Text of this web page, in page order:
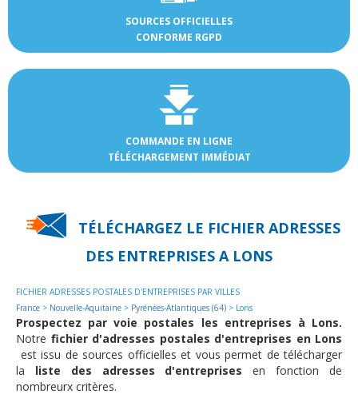
SOURCES OFFICIELLES
CONFORME RGPD
COMMANDE EN LIGNE
TÉLÉCHARGEMENT IMMÉDIAT
TÉLÉCHARGEZ LE FICHIER ADRESSES
DES ENTREPRISES A LONS
FICHIER ADRESSES POSTALES D'ENTREPRISES PAR VILLES
France > Nouvelle-Aquitaine > Pyrénées-Atlantiques (64) > Lons
Prospectez par voie postales les entreprises à Lons.
Notre fichier d'adresses postales d'entreprises en Lons
est issu de sources officielles et vous permet de télécharger
la liste des adresses d'entreprises en fonction de
nombreurx critères.